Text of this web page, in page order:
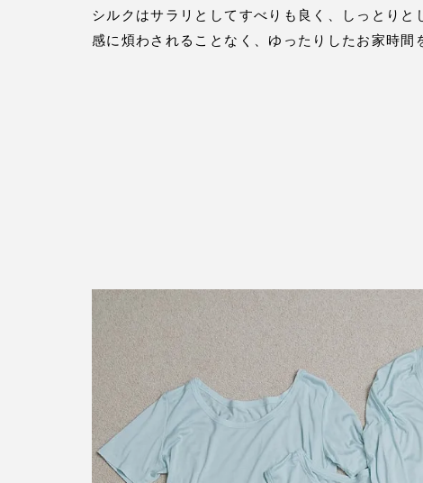
シルクはサラリとしてすべりも良く、しっとりと
感に煩わされることなく、ゆったりしたお家時間